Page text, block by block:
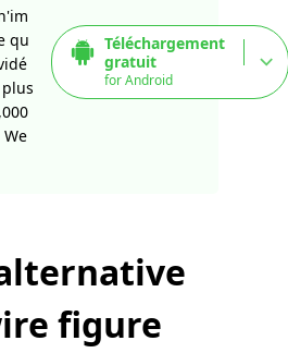
qu
Téléchargement
gratuit
for Android
figure